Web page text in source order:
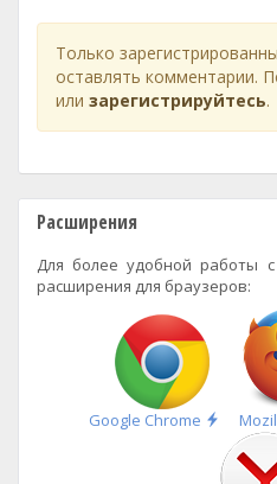
Только
оставлять комментарии.
или зарегистрируйтесь.
Расширения
Для более удобной работы
расширения для браузеров:
Google Chrome